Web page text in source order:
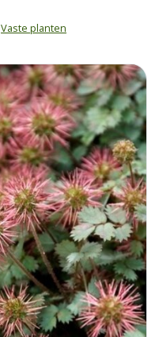
Vaste planten